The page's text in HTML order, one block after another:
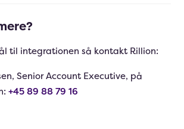
til integrationen så kontakt Rillion:
Senior Account Executive, på
+45 89 88 79 16